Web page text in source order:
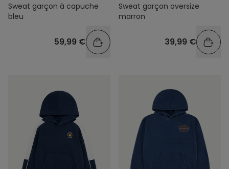
Sweat garçon à capuche
bleu
59,99 €
Sweat garçon oversize
marron
39,99 €